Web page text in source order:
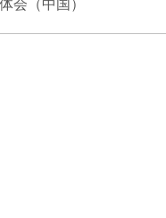
会（中国）